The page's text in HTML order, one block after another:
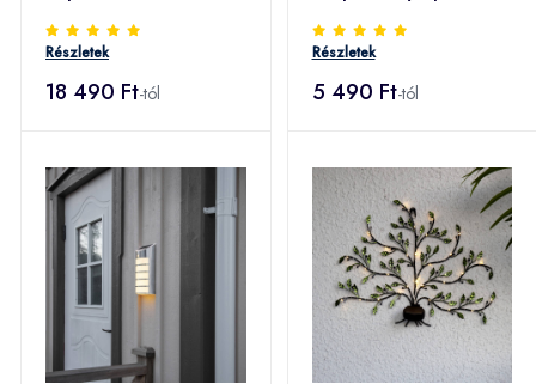
házszám fényérzékelő
Részletek
18 490 Ft-tól
downlight
Részletek
5 490 Ft-tól